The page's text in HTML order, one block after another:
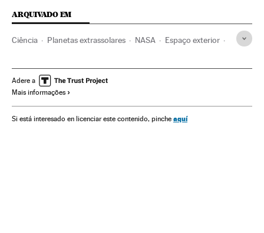
ARQUIVADO EM
Ciência Planetas extrassolares NASA Espaço exterior
Astronáutica Universo Astronomia
Adere a
Mais informações
Si está interesado en licenciar este contenido, pinche aquí